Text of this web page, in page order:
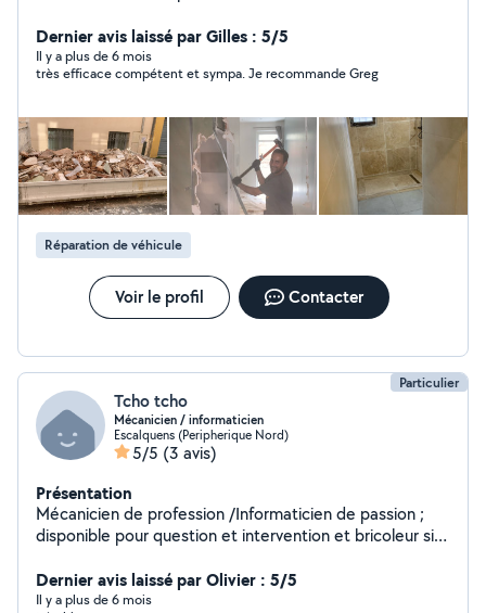
Dernier avis laissé par Gilles : 5/5
Il y a plus de 6 mois
très efficace compétent et sympa. Je recommande Greg
Réparation de véhicule
Voir le profil Contacter
Particulier
Tcho tcho
Mécanicien / informaticien
Escalquens (Peripherique Nord)
5/5 (3 avis)
Présentation
Mécanicien de profession /Informaticien de passion ;
disponible pour question et intervention et bricoleur si
Dernier avis laissé par Olivier : 5/5
Il y a plus de 6 mois